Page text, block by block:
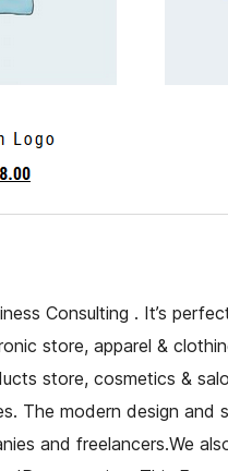
Consulting . It’s
store, apparel &
store, cosmetics &
The modern design
and freelancers.We